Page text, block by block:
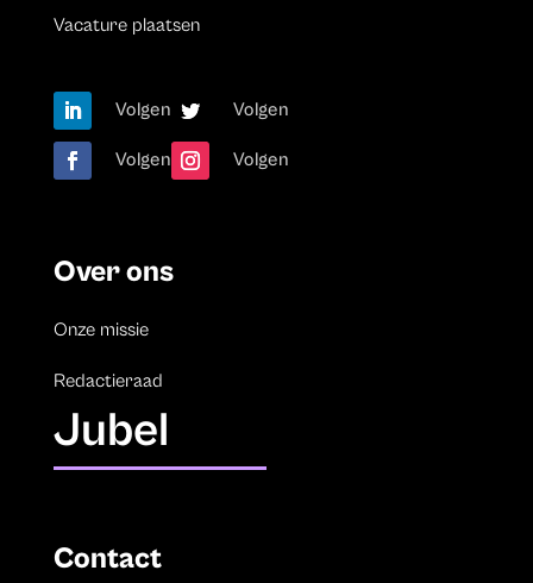
Vacature plaatsen
Volgen Volgen
Volgen Volgen
Over ons
Onze missie
Redactieraad
Jubel
Contact